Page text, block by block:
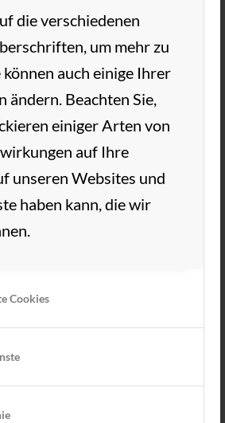
die verschiedenen
um mehr zu
auch einige Ihrer
ändern. Beachten Sie,
einiger Arten von
auf Ihre
unseren Websites und
haben kann, die wir
Cookies
Top Stimmung und
Bewirtung hatten alle
viel Spaß und gute
AUF DAS NÄCHSTE
BEIM TC WEDEL!
BRÜCKENTURNIER 2022